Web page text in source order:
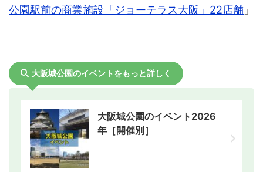
公園駅前の商業施設「ジョーテラス大阪」22店舗 」
大阪城公園のイベントをもっと詳しく
大阪城公園のイベント2026
年［開催別］